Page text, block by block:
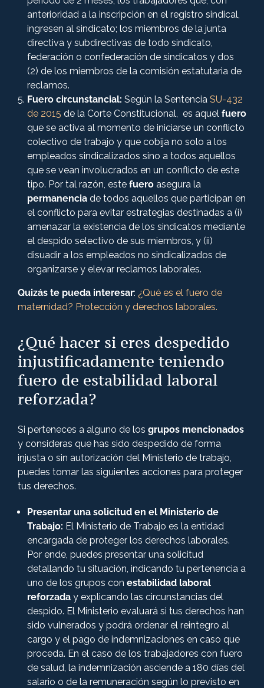
anterioridad a la inscripción en el registro sindical,
ingresen al sindicato; los miembros de la junta
directiva y subdirectivas de todo sindicato,
federación o confederación de sindicatos y dos
(2) de los miembros de la comisión estatutaria de
reclamos.
Fuero circunstancial: Según la Sentencia SU-432
de 2015 de la Corte Constitucional, es aquel fuero
que se activa al momento de iniciarse un conflicto
colectivo de trabajo y que cobija no solo a los
empleados sindicalizados sino a todos aquellos
que se vean involucrados en un conflicto de este
tipo. Por tal razón, este fuero asegura la
permanencia de todos aquellos que participan en
el conflicto para evitar estrategias destinadas a (i)
amenazar la existencia de los sindicatos mediante
el despido selectivo de sus miembros, y (ii)
disuadir a los empleados no sindicalizados de
organizarse y elevar reclamos laborales.
Quizás te pueda interesar: ¿Qué es el fuero de
maternidad? Protección y derechos laborales.
¿Qué hacer si eres despedido
injustificadamente teniendo
fuero de estabilidad laboral
reforzada?
Si perteneces a alguno de los grupos mencionados
y consideras que has sido despedido de forma
injusta o sin autorización del Ministerio de trabajo,
puedes tomar las siguientes acciones para proteger
tus derechos.
Presentar una solicitud en el Ministerio de
Trabajo: El Ministerio de Trabajo es la entidad
encargada de proteger los derechos laborales.
Por ende, puedes presentar una solicitud
detallando tu situación, indicando tu pertenencia a
uno de los grupos con estabilidad laboral
reforzada y explicando las circunstancias del
despido. El Ministerio evaluará si tus derechos han
sido vulnerados y podrá ordenar el reintegro al
cargo y el pago de indemnizaciones en caso que
proceda. En el caso de los trabajadores con fuero
de salud, la indemnización asciende a 180 días del
salario o de la remuneración según lo previsto en